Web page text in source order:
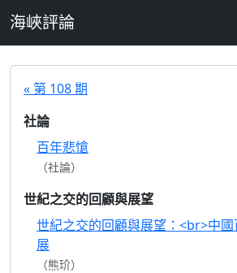
海峽評論
« 第 108 期
社論
百年悲愴
（社論）
世紀之交的回顧與展望
世紀之交的回顧與展望：<br>中
展
（熊玠）